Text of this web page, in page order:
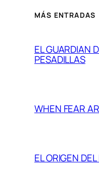
MÁS ENTRADAS
EL GUARDIAN
PESADILLAS
WHEN FEAR
EL ORIGEN